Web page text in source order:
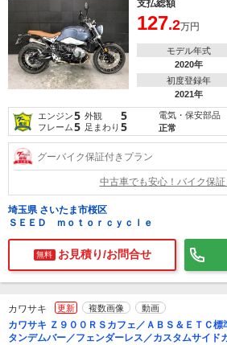
支払総額
127.2万円
モデル年式
2020年
初度登録年
2021年
エンジン5 外観 5
フレーム5 足まわり 5
電気・保安部品
正常
グーバイク保証付きプラン
中古車でも安心！バイク保証
埼玉県 さいたま市桜区
ＳＥＥＤ ｍｏｔｏｒｃｙｃｌｅ
無料 お見積り/お問合せ
カワサキ 更新 複数画像 動画
カワサキ Ｚ９００ＲＳカフェ／ＡＢＳ＆ＥＴＣ標
タンデムバー／フェンダーレス／カスタムサイド